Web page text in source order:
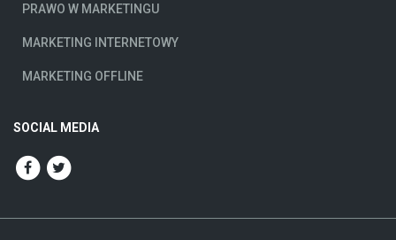
PRAWO W MARKETINGU
MARKETING INTERNETOWY
MARKETING OFFLINE
SOCIAL MEDIA